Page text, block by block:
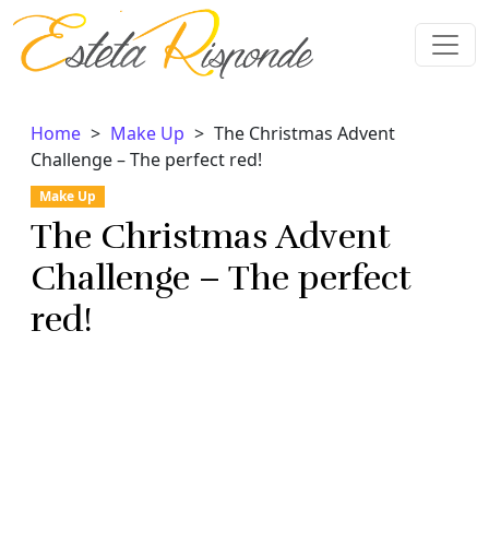
Vai al contenuto
Home Make Up
The Christmas Advent
Challenge – The perfect red!
Make Up
The Christmas Advent
Challenge – The perfect
red!